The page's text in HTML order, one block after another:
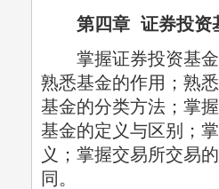
第四章 证券投资
掌握证券投资基金
熟悉基金的作用；熟
基金的分类方法；掌
基金的定义与区别；
义；掌握交易所交易
同。